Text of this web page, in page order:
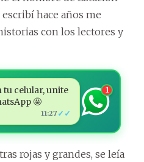
hace años me
con los lectores y
tu celular, unite
🤩
11:27 ✓✓
1
rojas y grandes, se leía